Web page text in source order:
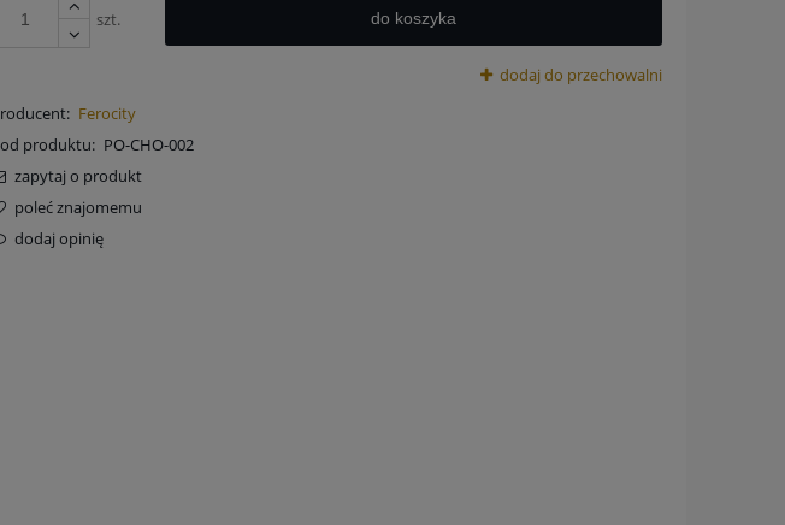
szt. do koszyka
dodaj do przechowalni
Ferocity
produktu: PO-CHO-002
zapytaj o produkt
poleć znajomemu
dodaj opinię